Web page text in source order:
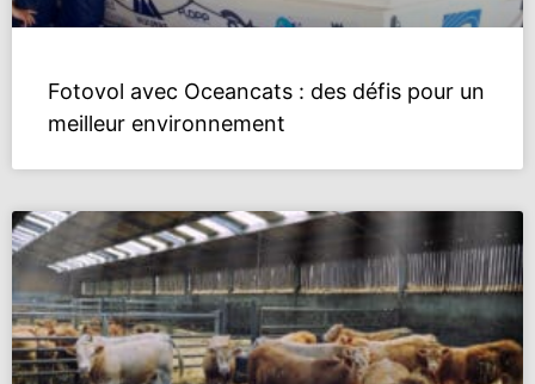
Fotovol avec Oceancats : des défis pour un
meilleur environnement